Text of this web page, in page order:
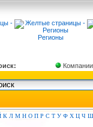
Регионы
Компании
К Л М Н О П Р С Т У Ф Х Ц Ч Ш